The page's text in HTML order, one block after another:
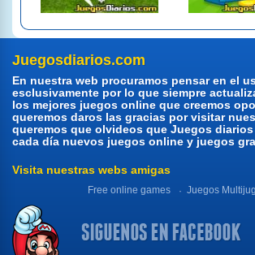
Juegosdiarios.com
En nuestra web procuramos pensar en el
esclusivamente por lo que siempre
los mejores juegos online que creemos
queremos daros las gracias por visitar
queremos que olvideos que Juegos
cada día nuevos juegos online y juegos
Visita nuestras webs amigas
Free online games Juegos